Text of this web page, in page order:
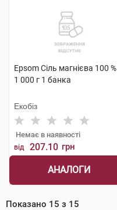
Epsom Сіль магнієва 100 %
1 000 г 1 банка
Екобіз
Немає в наявності
від 207.10 грн
АНАЛОГИ
Показано 15 з 15